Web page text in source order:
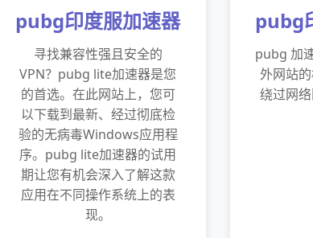
pubg印度服加速器
寻找兼容性强且安全的
VPN？pubg lite加速器是您
的首选。在此网站上，您可
以下载到最新、经过彻底检
验的无病毒Windows应用程
序。pubg lite加速器的试用
期让您有机会深入了解这款
应用在不同操作系统上的表
现。
pubg
pubg 加
外网站
绕过网